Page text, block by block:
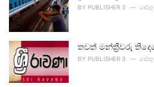
BY PUBLISHER 3
තවත් මන්ත්‍රීවරු
BY PUBLISHER 3